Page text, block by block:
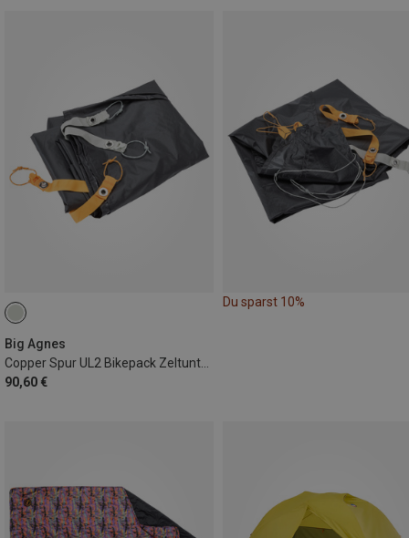
Big Agnes
90,60 €
Du sparst 10%